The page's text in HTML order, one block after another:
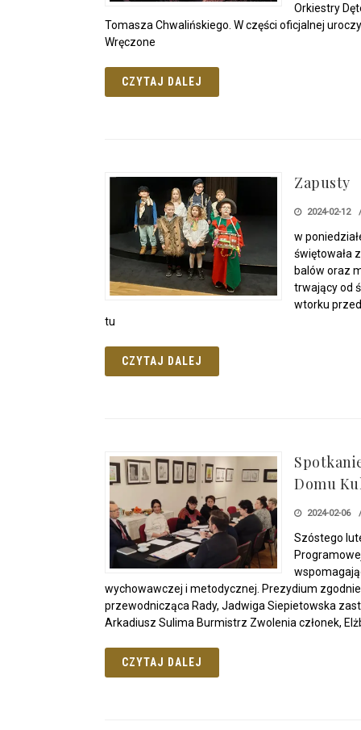
Orkiestry
Tomasza Chwalińskiego. W części oficjalnej
Wręczone
CZYTAJ DALEJ
Zapusty
2024-02-12
w
świętowała
balów oraz
trwający od
wtorku
tu
CZYTAJ DALEJ
Domu
2024-02-06
Szóstego
wychowawczej i metodycznej. Prezydium
przewodnicząca Rady, Jadwiga Siepietowska
Arkadiusz Sulima Burmistrz Zwolenia członek,
CZYTAJ DALEJ